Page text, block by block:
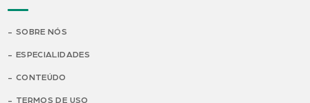
SOBRE NÓS
ESPECIALIDADES
CONTEÚDO
TERMOS DE USO